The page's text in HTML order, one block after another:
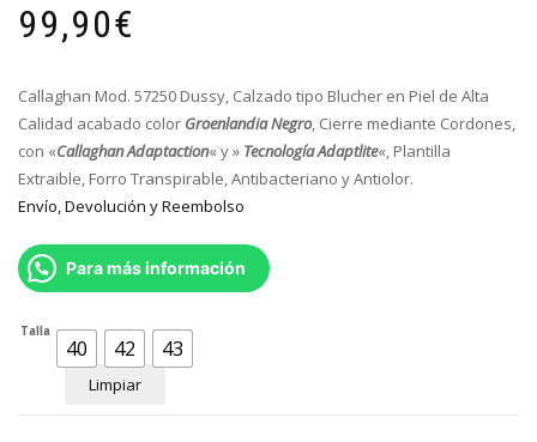
99,90€
Callaghan Mod. 57250 Dussy, Calzado tipo Blucher en Piel de Alta
Calidad acabado color Groenlandia Negro, Cierre mediante Cordones,
con «Callaghan Adaptaction« y » Tecnología Adaptlite«, Plantilla
Extraible, Forro Transpirable, Antibacteriano y Antiolor.
Envío, Devolución y Reembolso
Para más información
Talla
40 42 43
Limpiar